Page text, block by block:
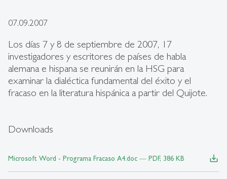
07.09.2007
Los días 7 y 8 de septiembre de 2007, 17
investigadores y escritores de países de habla
alemana e hispana se reunirán en la HSG para
examinar la dialéctica fundamental del éxito y el
fracaso en la literatura hispánica a partir del Quijote.
Downloads
Microsoft Word - Programa Fracaso A4.doc ― PDF, 386 KB save_alt